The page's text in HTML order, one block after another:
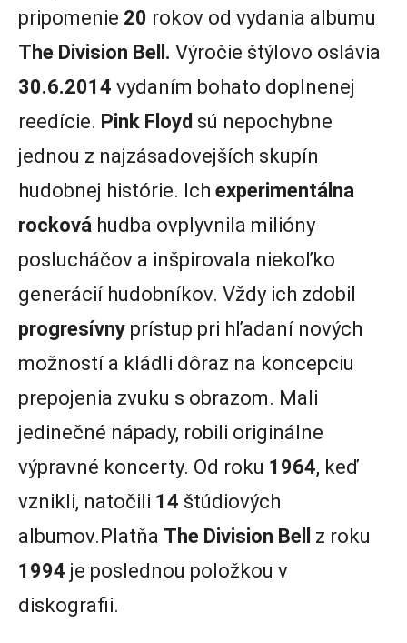
pripomenie 20 rokov od vydania albumu
The Division Bell. Výročie štýlovo oslávia
30.6.2014 vydaním bohato doplnenej
reedície. Pink Floyd sú nepochybne
jednou z najzásadovejších skupín
hudobnej histórie. Ich experimentálna
rocková hudba ovplyvnila milióny
poslucháčov a inšpirovala niekoľko
generácií hudobníkov. Vždy ich zdobil
progresívny prístup pri hľadaní nových
možností a kládli dôraz na koncepciu
prepojenia zvuku s obrazom. Mali
jedinečné nápady, robili originálne
výpravné koncerty. Od roku 1964, keď
vznikli, natočili 14 štúdiových
albumov.Platňa The Division Bell
z roku
1994 je poslednou položkou v
diskografii.